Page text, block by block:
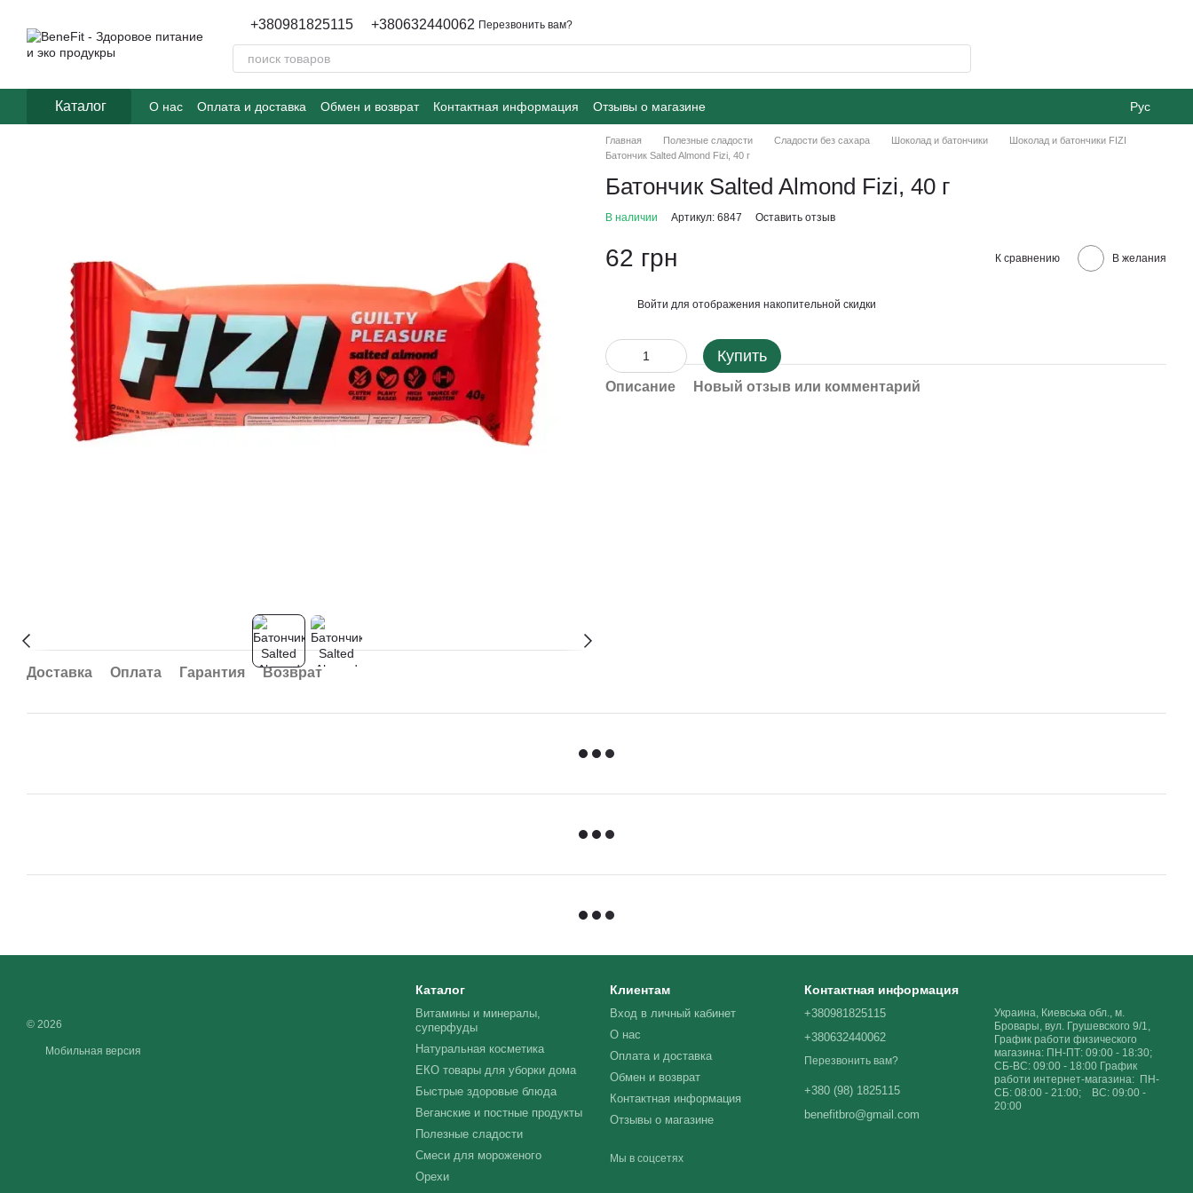
+380981825115 +380632440062 Перезвонить вам?
Каталог О нас Оплата и доставка Обмен и возврат Контактная информация Отзывы о магазине Рус
Доставка Оплата Гарантия Возврат
Главная Полезные сладости Сладости без сахара Шоколад и батончики
Шоколад и батончики FIZI
Батончик Salted Almond Fizi, 40 г
Батончик Salted Almond Fizi, 40 г
В наличии Артикул: 6847 Оставить отзыв
62 грн К сравнению В желания
Войти для отображения накопительной скидки
Купить
Описание Новый отзыв или комментарий
© 2026
Мобильная версия
Каталог
Витамины и минералы,
суперфуды
Натуральная косметика
ЕКО товары для уборки дома
Быстрые здоровые блюда
Веганские и постные продукты
Полезные сладости
Смеси для мороженого
Орехи
Клиентам
Вход в личный кабинет
О нас
Оплата и доставка
Обмен и возврат
Контактная информация
Отзывы о магазине
Мы в соцсетях
Контактная информация
+380981825115
+380632440062
Перезвонить вам?
+380 (98) 1825115
benefitbro@gmail.com
Украина, Киевська обл., м.
Бровары, вул. Грушевского 9/1,
График работи физического
магазина: ПН-ПТ: 09:00 - 18:30;
СБ-ВС: 09:00 - 18:00 График
работи интернет-магазина: ПН-
СБ: 08:00 - 21:00; ВС: 09:00 -
20:00